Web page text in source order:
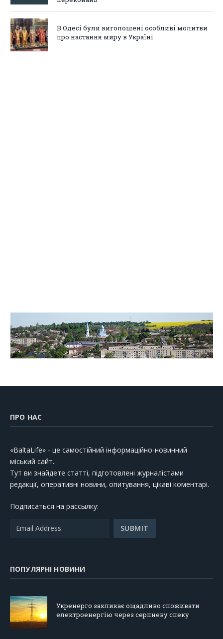
В Одесі були виголошені особливі молитви
про настання миру в Україні
ПРО НАС
«BaltaLife» - це самостійний інформаційно-новинний
міський сайт.
Тут ви знайдете статті, підготовлені журналістами
редакції, оперативні новини, опитування, цікаві коментарі.
Подписаться на рассылку:
ПОПУЛЯРНІ НОВИНИ
Укренерго закликає ощадливо споживати
електроенергію через серпневу спеку